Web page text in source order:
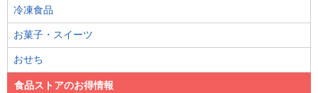
冷凍食品
お菓子・スイーツ
おせち
食品ストアのお得情報